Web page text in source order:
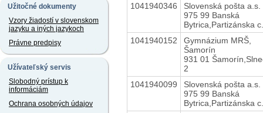
Užitočné dokumenty
Vzory žiadostí v slovenskom
jazyku a iných jazykoch
Právne predpisy
Užívateľský servis
Slobodný prístup k
informáciám
Ochrana osobných údajov
1041940346
Slovenská pošta a.s.
975 99 Banská
Bytrica,Partizánska
1041940152
Gymnázium MRŠ,
Šamorín
931 01
2
1041940099
Slovenská pošta a.s.
975 99 Banská
Bytrica,Partizánska